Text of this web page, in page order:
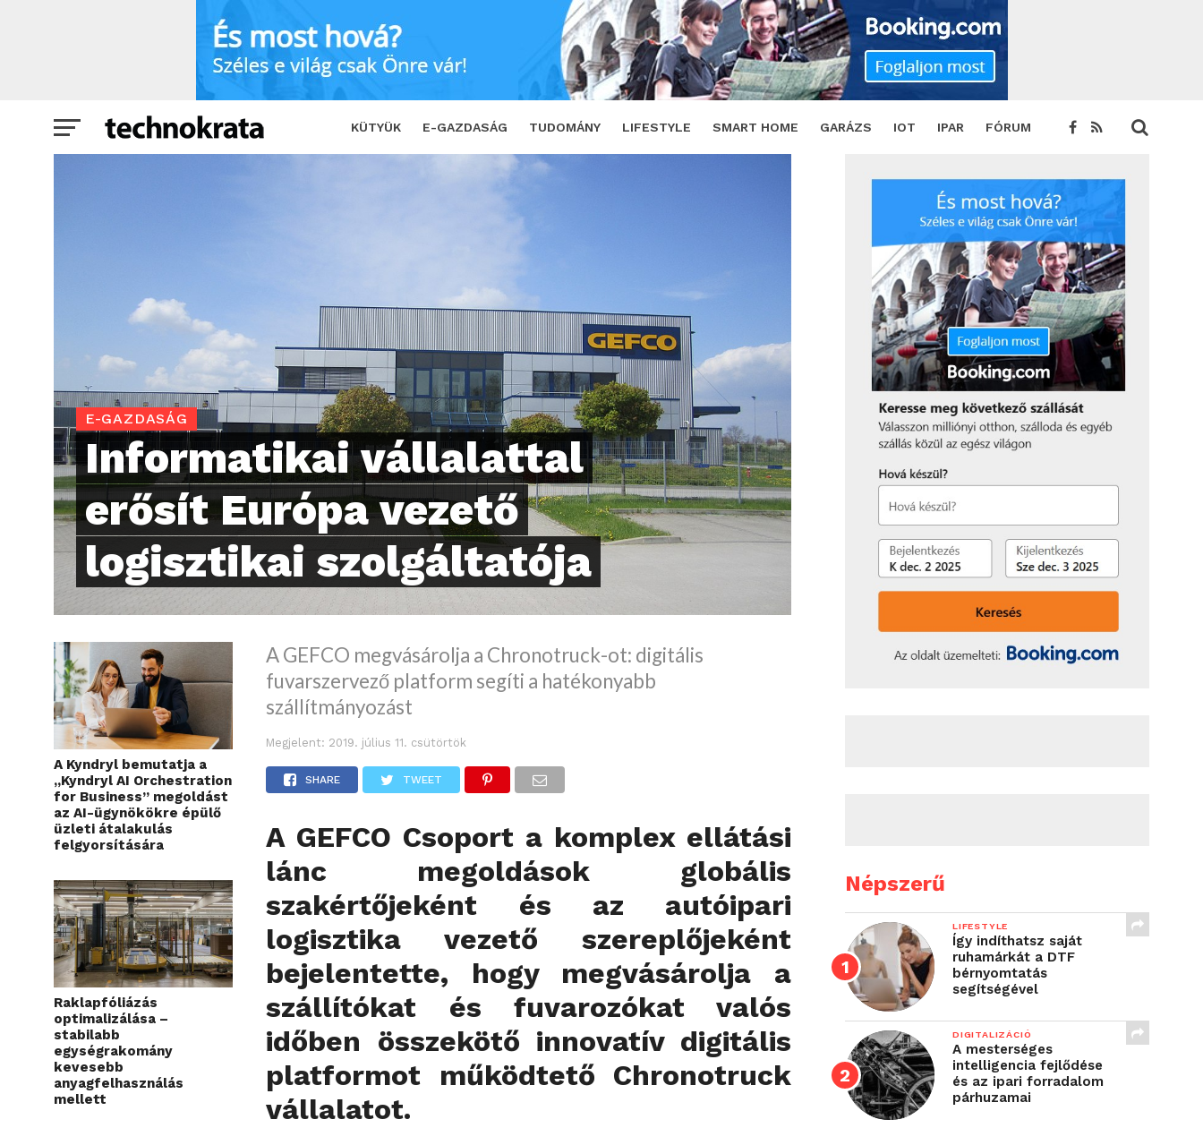
KÜTYÜK E-GAZDASÁG TUDOMÁNY LIFESTYLE SMART HOME GARÁZS IOT IPAR FÓRUM
Informatikai vállalattal erősít Európa vezető logisztikai szolgáltatója SHARE TWEET
E-GAZDASÁG
Informatikai vállalattal
erősít Európa vezető
logisztikai szolgáltatója
A Kyndryl bemutatja a
„Kyndryl AI Orchestration
for Business” megoldást
az AI-ügynökökre épülő
üzleti átalakulás
felgyorsítására
Raklapfóliázás
optimalizálása –
stabilabb
egységrakomány
kevesebb
anyagfelhasználás
mellett
A GEFCO megvásárolja a Chronotruck-ot: digitális
fuvarszervező platform segíti a hatékonyabb
szállítmányozást
Megjelent: 2019. július 11. csütörtök
SHARE TWEET
A GEFCO Csoport a komplex ellátási
lánc megoldások globális
szakértőjeként és az autóipari
logisztika vezető szereplőjeként
bejelentette, hogy megvásárolja a
szállítókat és fuvarozókat valós
időben összekötő innovatív digitális
platformot működtető Chronotruck
vállalatot.
Népszerű
LIFESTYLE
Így indíthatsz saját
ruhamárkát a DTF
bérnyomtatás
segítségével
DIGITALIZÁCIÓ
A mesterséges
intelligencia fejlődése
és az ipari forradalom
párhuzamai